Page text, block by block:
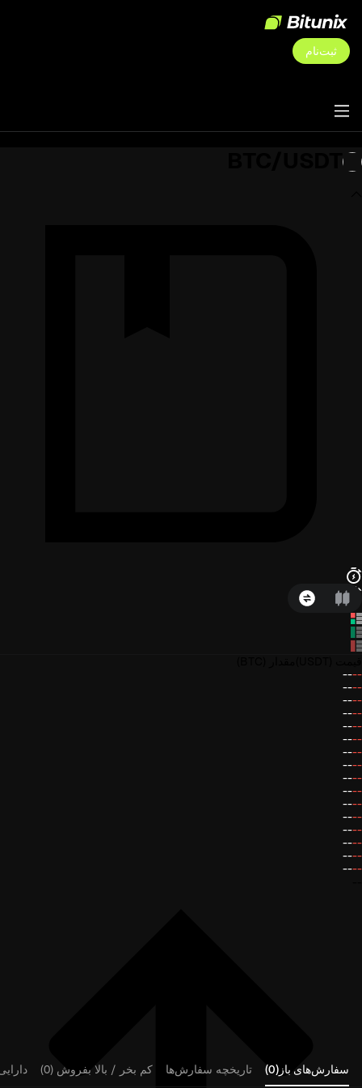
ثبت‌نام
--
--
--
--
--
--
--
--
--
--
--
--
--
--
--
--
--
--
--
--
--
--
--
--
--
--
--
--
--
--
--
--
سفارش‌های باز(0) تاریخچه سفارش‌ها کم بخر / بالا بفروش (0)